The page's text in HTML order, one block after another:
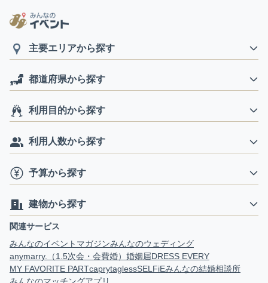
主要エリアから探す
都道府県から探す
利用目的から探す
利用人数から探す
予算から探す
建物から探す
関連サービス
みんなのイベントマガジンみんなのウェディング
anymarry.（1.5次会・会費婚） 婚姻届DRESS EVERY
MY FAVORITE PARTcaprytaglessSELFiEみんなの結婚相談所